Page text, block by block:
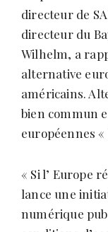
s
directeur de
directeur du
Wilhelm, a
alternative
américains.
bien commun
européennes «
« Si l’ Europe
lance une
numérique